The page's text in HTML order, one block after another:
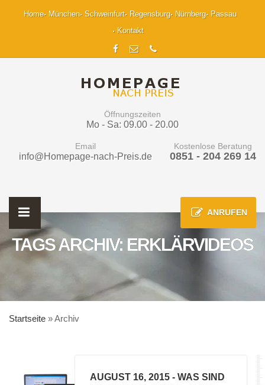
Home München Schweinfurt Regensburg Nürnberg
Passau
Kontakt
Öffnungszeiten
Mo - Sa: 09.00 - 20.00
Email
info@Homepage-nach-Preis.de
Kostenlose Beratung
0851 - 204 269 14
ANRUFEN
TAGS ARCHIV: ERKLÄRVIDEOS
Startseite »Archiv
AUGUST 16, 2015 - WAS SIND